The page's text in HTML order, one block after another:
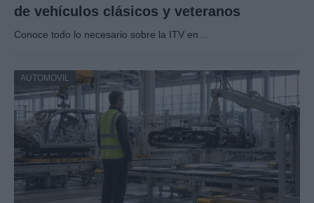
de vehículos clásicos y veteranos
Conoce todo lo necesario sobre la ITV en…
AUTOMOVIL